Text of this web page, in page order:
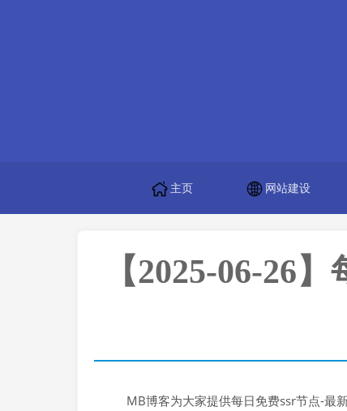
主页 网站建设
【2025-06-26
MB博客为大家提供每日免费ssr节点-最